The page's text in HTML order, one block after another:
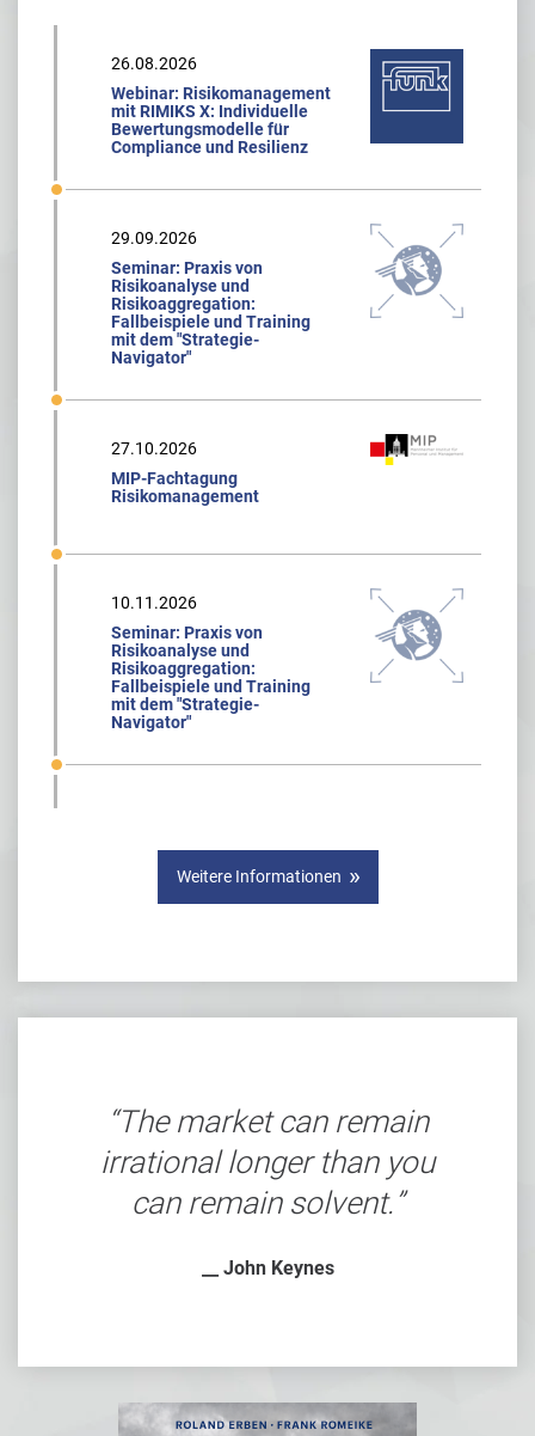
26.08.2026
Webinar: Risikomanagement
mit RIMIKS X: Individuelle
Bewertungsmodelle für
Compliance und Resilienz
29.09.2026
Seminar: Praxis von
Risikoanalyse und
Risikoaggregation:
Fallbeispiele und Training
mit dem "Strategie-
Navigator"
27.10.2026
MIP-Fachtagung
Risikomanagement
10.11.2026
Seminar: Praxis von
Risikoanalyse und
Risikoaggregation:
Fallbeispiele und Training
mit dem "Strategie-
Navigator"
Weitere Informationen
The market can remain
irrational longer than you
can remain solvent.
__ John Keynes